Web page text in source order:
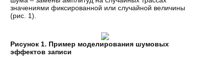
значениями фиксированной или случайной величины
(рис. 1).
Рисунок 1. Пример моделирования шумовых
эффектов записи